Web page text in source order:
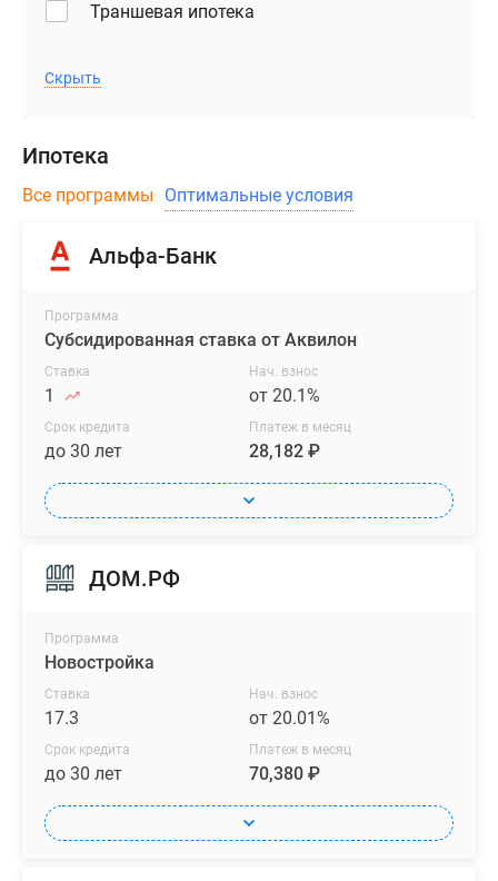
Траншевая ипотека
Скрыть
Ипотека
Все программы Оптимальные условия
Альфа-Банк
Программа
Субсидированная ставка от Аквилон
Ставка
1
Нач. взнос
от 20.1%
Срок кредита
до 30 лет
Платеж в месяц
28,182 ₽
ДОМ.РФ
Программа
Новостройка
Ставка
17.3
Нач. взнос
от 20.01%
Срок кредита
до 30 лет
Платеж в месяц
70,380 ₽